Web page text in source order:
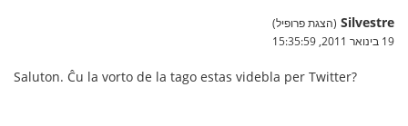
Silvestre (הצגת פרופיל)
19 בינואר 2011, 15:35:59
Saluton. Ĉu la vorto de la tago estas videbla per Twitter?